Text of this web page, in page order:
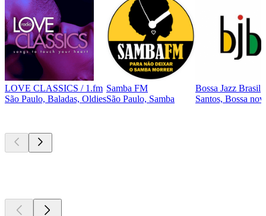
LOVE CLASSICS / 1.fm
São Paulo, Baladas, Oldies
Samba FM
São Paulo, Samba
Bossa Jazz Brasil
Santos, Bossa